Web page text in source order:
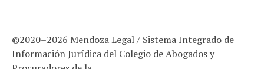
©2020–2026 Mendoza Legal / Sistema Integrado de
Información Jurídica del Colegio de Abogados y